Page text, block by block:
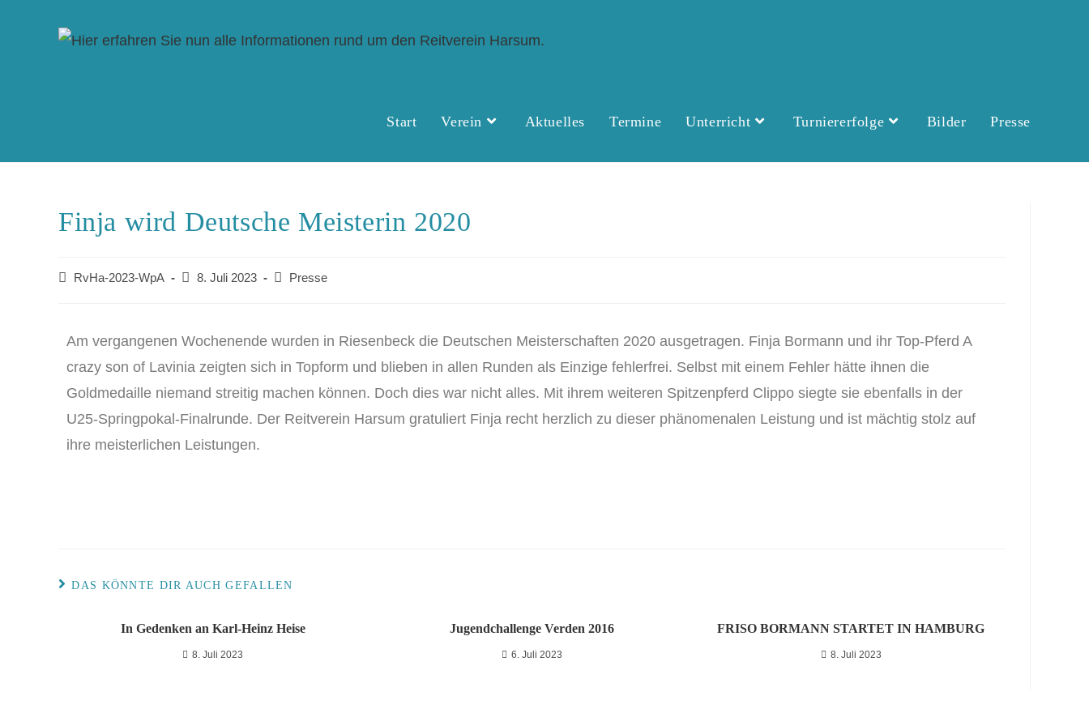
Start Verein Aktuelles Termine Unterricht Turniererfolge Bilder Presse
Finja wird Deutsche Meisterin 2020
RvHa-2023-WpA 8. Juli 2023 Presse
Am vergangenen Wochenende wurden in Riesenbeck die Deutschen Meisterschaften 2020 ausgetragen. Finja Bormann und ihr Top-Pferd A
crazy son of Lavinia zeigten sich in Topform und blieben in allen Runden als Einzige fehlerfrei. Selbst mit einem Fehler hätte ihnen die
Goldmedaille niemand streitig machen können. Doch dies war nicht alles. Mit ihrem weiteren Spitzenpferd Clippo siegte sie ebenfalls in der
U25-Springpokal-Finalrunde. Der Reitverein Harsum gratuliert Finja recht herzlich zu dieser phänomenalen Leistung und ist mächtig stolz auf
ihre meisterlichen Leistungen.
DAS KÖNNTE DIR AUCH GEFALLEN
In Gedenken an Karl-Heinz Heise
8. Juli 2023
Jugendchallenge Verden 2016
6. Juli 2023
FRISO BORMANN STARTET IN HAMBURG
8. Juli 2023